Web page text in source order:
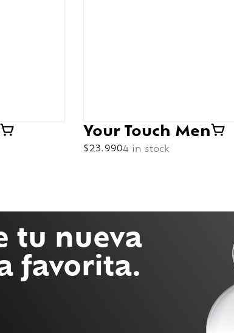
Your Touch Men
$23.9904 in stock
tu nueva
favorita.